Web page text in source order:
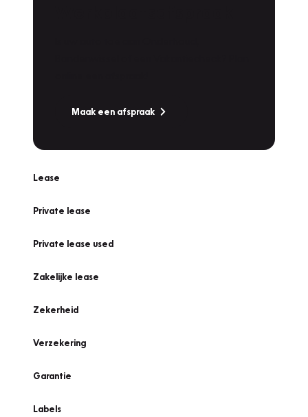
Maak een afspraak
Lease
Private lease
Private lease used
Zakelijke lease
Zekerheid
Verzekering
Garantie
Labels